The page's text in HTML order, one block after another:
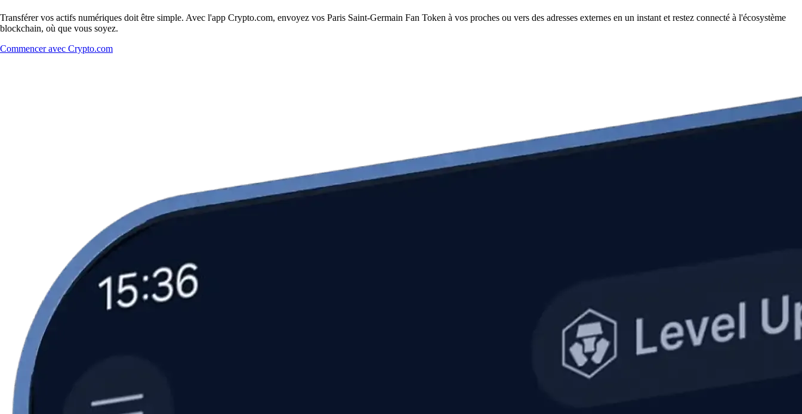
Transférer vos actifs numériques doit être simple. Avec l'app Crypto.com, envoyez vos Paris Saint-Germain Fan Token à vos proches ou vers des adresses externes en un instant et restez connecté à l'écosystème
blockchain, où que vous soyez.
Commencer avec Crypto.com